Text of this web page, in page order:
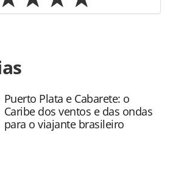
mercado/locadoras-de-
emplacaram-236-mil-veiculos-
ou as ferramentas
o conteúdo produzido pela
pela legislação brasileira
reproduza o conteúdo sem
Puerto Plata e Cabarete: o
Caribe dos ventos e das ondas
para o viajante brasileiro